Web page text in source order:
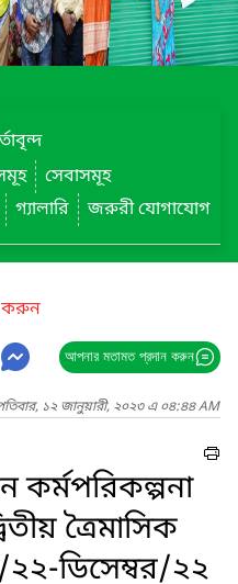
সেবাসমূহ
গ্যালারি জরুরী যোগাযোগ
করুন
আপনার মতামত প্রদান করুন
১২ জানুয়ারী, ২০২৩ এ ০৪:৪৪ AM
কর্মপরিকল্পনা
ত্রৈমাসিক
ডিসেম্বর/২২